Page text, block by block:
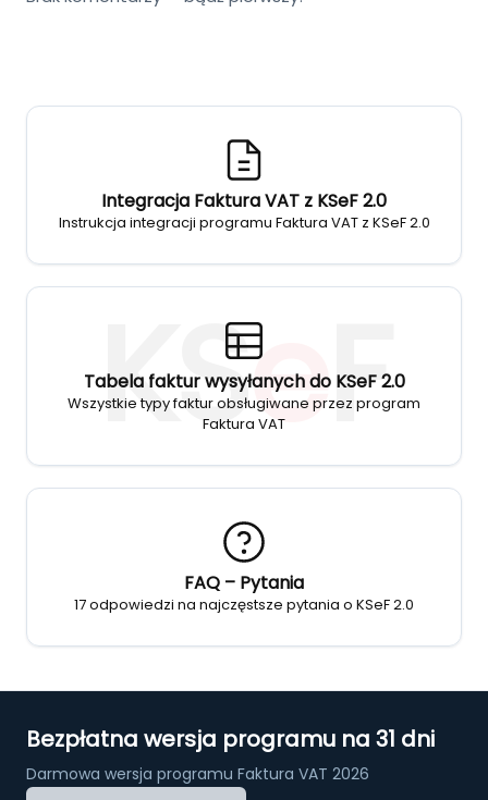
KSeF
Integracja Faktura VAT z KSeF 2.0
Instrukcja integracji programu Faktura VAT z KSeF 2.0
Tabela faktur wysyłanych do KSeF 2.0
Wszystkie typy faktur obsługiwane przez program
Faktura VAT
FAQ – Pytania
17 odpowiedzi na najczęstsze pytania o KSeF 2.0
Bezpłatna wersja programu na 31 dni
Darmowa wersja programu Faktura VAT 2026